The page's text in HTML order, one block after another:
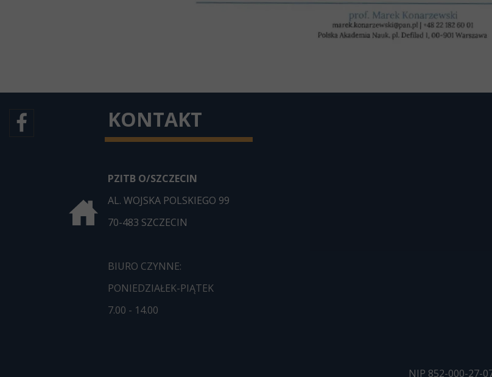
NIP 852-000-27-
KONTAKT
PZITB O/SZCZECIN
AL. WOJSKA POLSKIEGO 99
70-483 SZCZECIN
BIURO CZYNNE:
PONIEDZIAŁEK-PIĄTEK
7.00 - 14.00